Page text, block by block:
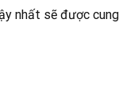
nhất sẽ được